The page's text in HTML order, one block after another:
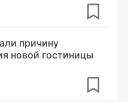
причину
новой гостиницы